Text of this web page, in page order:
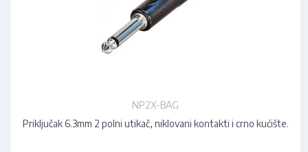
NP2X-BAG
Priključak 6.3mm 2 polni utikač, niklovani kontakti i crno kućište.